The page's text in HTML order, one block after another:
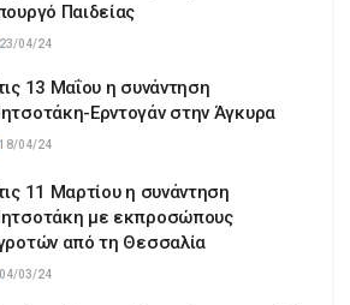
Παιδείας
23/04/24
13 Μαΐου η συνάντηση
Ερντογάν στην Άγκυρα
18/04/24
11 Μαρτίου η συνάντηση
με εκπροσώπους
από τη Θεσσαλία
04/03/24